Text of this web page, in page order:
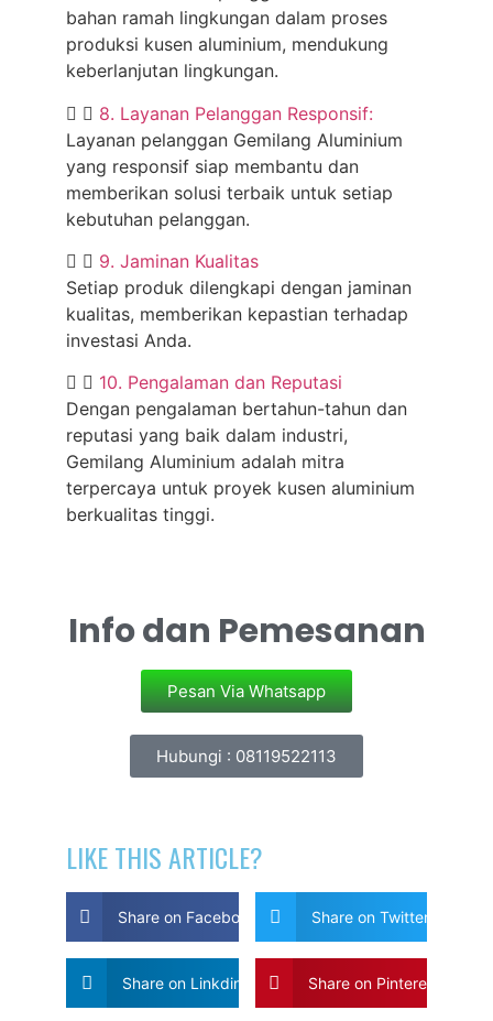
bahan ramah lingkungan dalam proses
produksi kusen aluminium, mendukung
keberlanjutan lingkungan.
8. Layanan Pelanggan Responsif:
Layanan pelanggan Gemilang Aluminium
yang responsif siap membantu dan
memberikan solusi terbaik untuk setiap
kebutuhan pelanggan.
9. Jaminan Kualitas
Setiap produk dilengkapi dengan jaminan
kualitas, memberikan kepastian terhadap
investasi Anda.
10. Pengalaman dan Reputasi
Dengan pengalaman bertahun-tahun dan
reputasi yang baik dalam industri,
Gemilang Aluminium adalah mitra
terpercaya untuk proyek kusen aluminium
berkualitas tinggi.
Info dan Pemesanan
Pesan Via Whatsapp
Hubungi : 08119522113
LIKE THIS ARTICLE?
Share on Facebook Share on Twitter
Share on Linkdin Share on Pinterest